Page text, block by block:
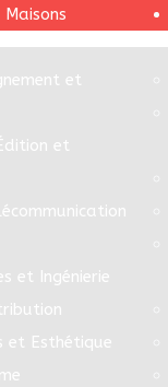
et
et
et Ingénierie
et Esthétique